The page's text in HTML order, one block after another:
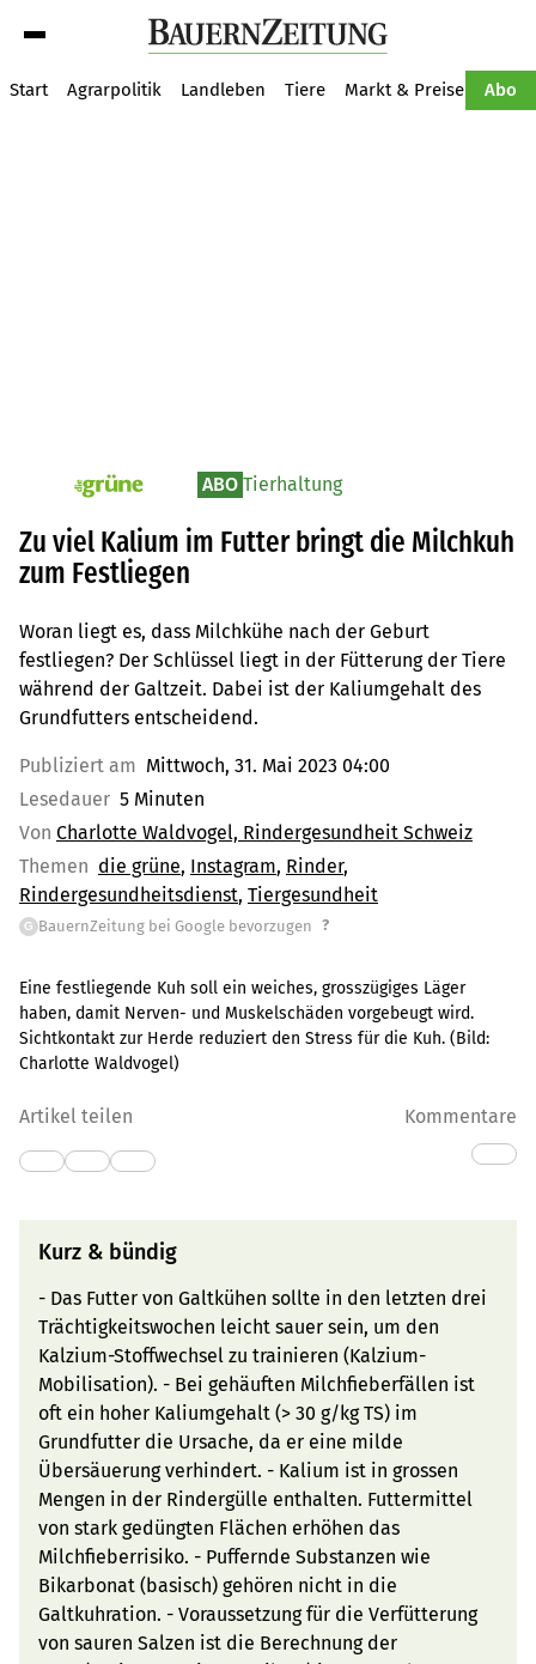
Start Agrarpolitik Landleben Tiere Markt & Preise Abo
pv_die-grune-online ABO Tierhaltung
Zu viel Kalium im Futter bringt die Milchkuh
zum Festliegen
Woran liegt es, dass Milchkühe nach der Geburt
festliegen? Der Schlüssel liegt in der Fütterung der Tiere
während der Galtzeit. Dabei ist der Kaliumgehalt des
Grundfutters entscheidend.
Publiziert am Mittwoch, 31. Mai 2023 04:00
Lesedauer 5 Minuten
Von Charlotte Waldvogel, Rindergesundheit Schweiz
Themen die grüne Instagram Rinder
Rindergesundheitsdienst Tiergesundheit
G BauernZeitung bei Google bevorzugen ?
Eine festliegende Kuh soll ein weiches, grosszügiges Läger
haben, damit Nerven- und Muskelschäden vorgebeugt wird.
Sichtkontakt zur Herde reduziert den Stress für die Kuh. (Bild:
Charlotte Waldvogel)
Artikel teilen Kommentare
Kurz & bündig
- Das Futter von Galtkühen sollte in den letzten drei
Trächtigkeitswochen leicht sauer sein, um den
Kalzium-Stoffwechsel zu trainieren (Kalzium-
Mobilisation). - Bei gehäuften Milchfieberfällen ist
oft ein hoher Kaliumgehalt (> 30 g/kg TS) im
Grundfutter die Ursache, da er eine milde
Übersäuerung verhindert. - Kalium ist in grossen
Mengen in der Rindergülle enthalten. Futtermittel
von stark gedüngten Flächen erhöhen das
Milchfieberrisiko. - Puffernde Substanzen wie
Bikarbonat (basisch) gehören nicht in die
Galtkuhration. - Voraussetzung für die Verfütterung
von sauren Salzen ist die Berechnung der